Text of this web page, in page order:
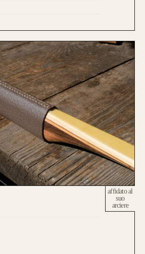
affidato al
suo
arciere